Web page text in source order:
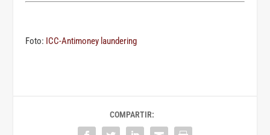
Foto: ICC-Antimoney laundering
COMPARTIR: